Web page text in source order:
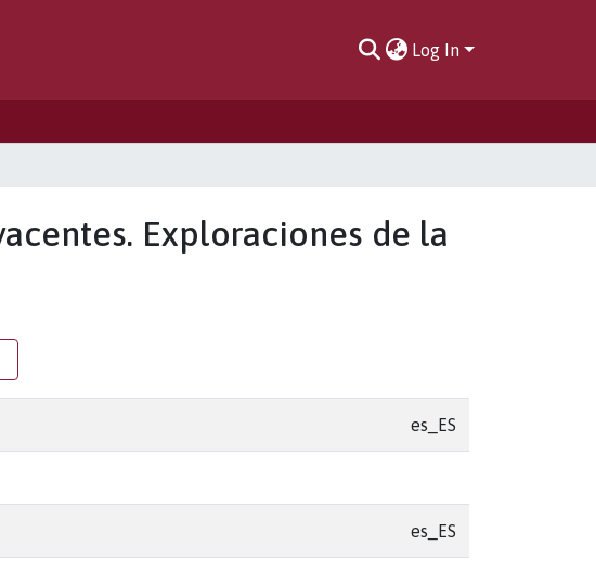
Log In
Exploraciones de la
es_ES
es_ES